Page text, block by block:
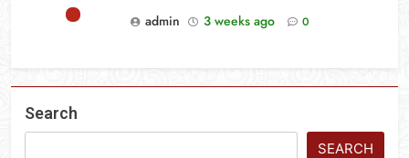
admin
3 weeks ago 0
Search
SEARCH